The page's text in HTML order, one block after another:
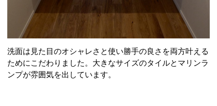
洗面は見た目のオシャレさと使い勝手の良さを両方叶える
ためにこだわりました。大きなサイズのタイルとマリンラ
ンプが雰囲気を出しています。